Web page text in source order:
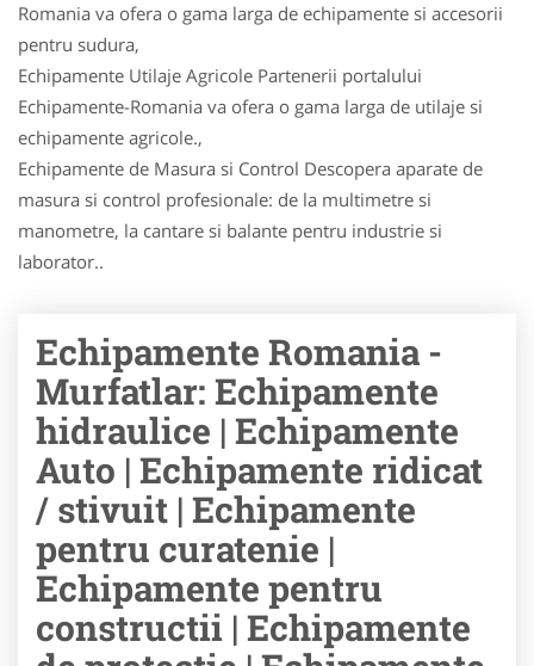
Romania va ofera o gama larga de echipamente si accesorii
pentru sudura,
Echipamente Utilaje Agricole Partenerii portalului
Echipamente-Romania va ofera o gama larga de utilaje si
echipamente agricole.,
Echipamente de Masura si Control Descopera aparate de
masura si control profesionale: de la multimetre si
manometre, la cantare si balante pentru industrie si
laborator..
Echipamente Romania -
Murfatlar: Echipamente
hidraulice | Echipamente
Auto | Echipamente ridicat
/ stivuit | Echipamente
pentru curatenie |
Echipamente pentru
constructii | Echipamente